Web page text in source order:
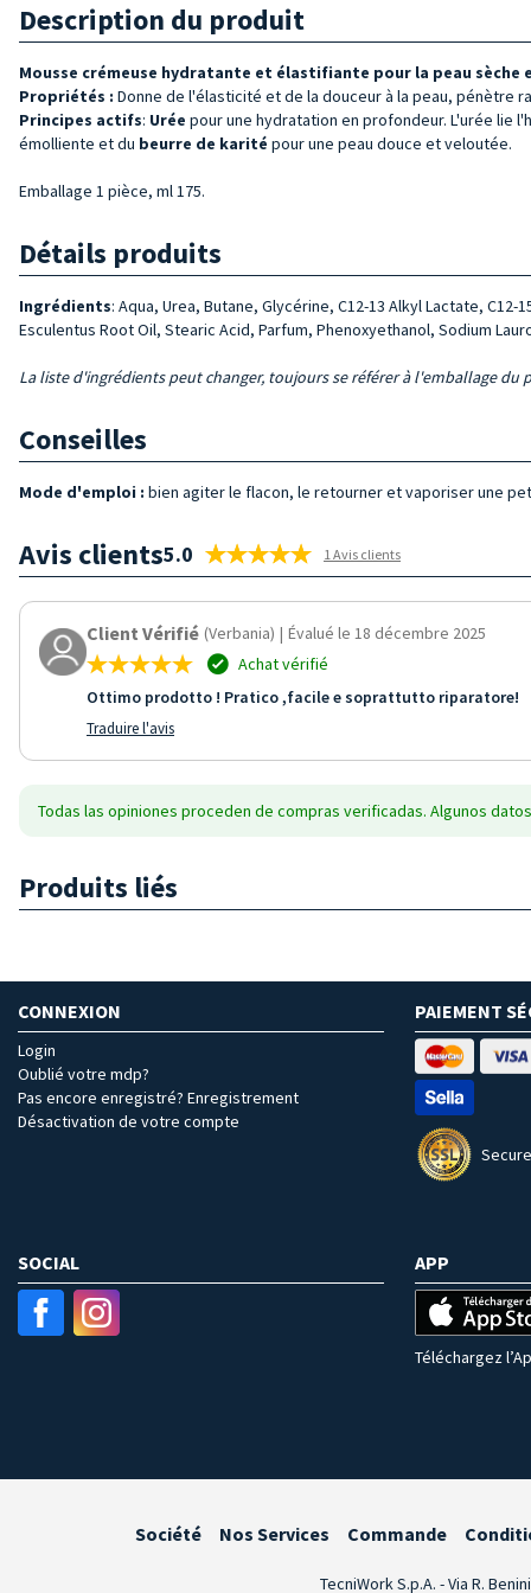
Description du produit
Mousse crémeuse hydratante et élastifiante pour la peau sèche
Propriétés : Donne de l'élasticité et de la douceur à la peau, pénètre
Principes actifs: Urée pour une hydratation en profondeur. L'urée lie
émolliente et du beurre de karité pour une peau douce et veloutée.
Emballage 1 pièce, ml 175.
Détails produits
Ingrédients: Aqua, Urea, Butane, Glycérine, C12-13 Alkyl Lactate,
Esculentus Root Oil, Stearic Acid, Parfum, Phenoxyethanol, Sodium
La liste d'ingrédients peut changer, toujours se référer à l'emballage
Conseilles
Mode d'emploi : bien agiter le flacon, le retourner et vaporiser une
Avis clients5.0 1 Avis clients
Client Vérifié (Verbania) | Évalué le 18 décembre 2025
Achat vérifié
Ottimo prodotto ! Pratico ,facile e soprattutto riparatore!
Traduire l'avis
Todas las opiniones proceden de compras verificadas. Algunos
Produits liés
CONNEXION
Login
Oublié votre mdp?
Pas encore enregistré? Enregistrement
Désactivation de votre compte
PAIEMENT
SOCIAL APP
Téléchargez
Société Nos Services Commande
TecniWork S.p.A. - Via R.